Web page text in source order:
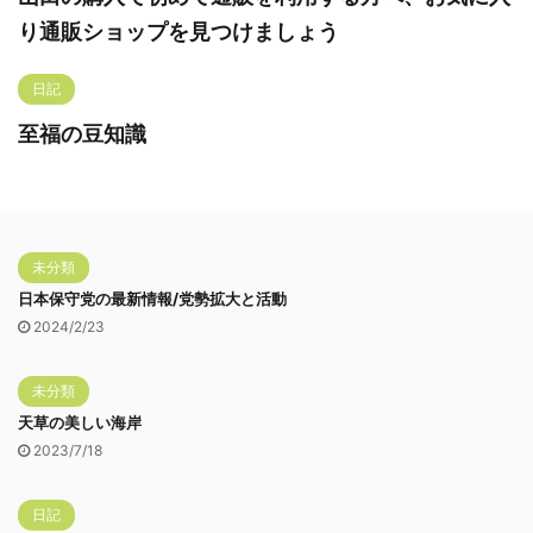
り通販ショップを見つけましょう
日記
至福の豆知識
未分類
日本保守党の最新情報/党勢拡大と活動
2024/2/23
未分類
天草の美しい海岸
2023/7/18
日記